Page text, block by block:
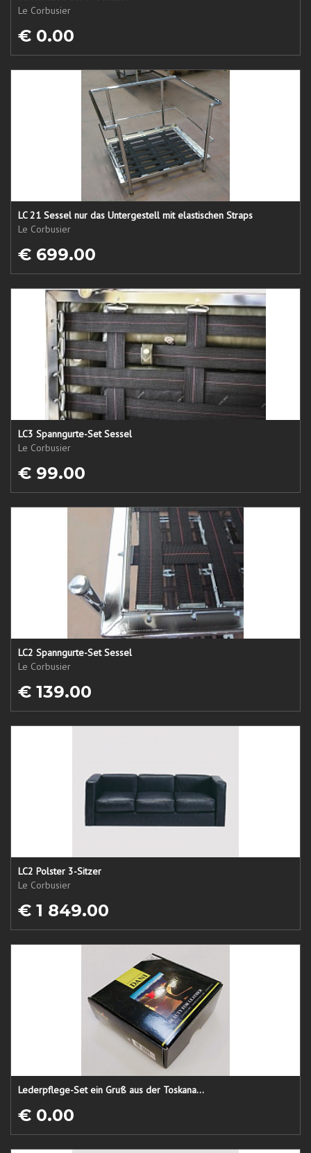
Le Corbusier
€ 0.00
LC 21 Sessel nur das Untergestell mit elastischen Straps
Le Corbusier
€ 699.00
LC3 Spanngurte-Set Sessel
Le Corbusier
€ 99.00
LC2 Spanngurte-Set Sessel
Le Corbusier
€ 139.00
LC2 Polster 3-Sitzer
Le Corbusier
€ 1 849.00
Lederpflege-Set ein Gruß aus der Toskana...
€ 0.00